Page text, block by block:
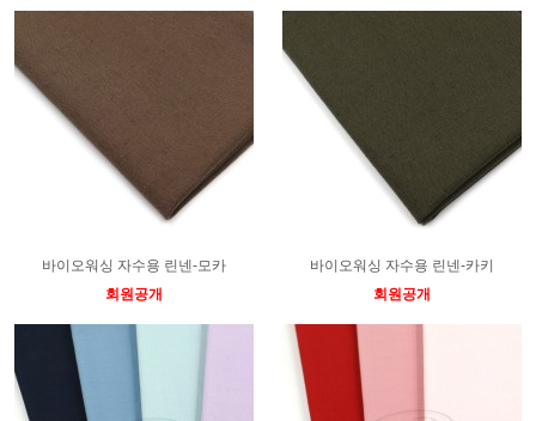
바이오워싱 자수용 린넨-모카
회원공개
바이오워싱 자수용 린넨-카키
회원공개